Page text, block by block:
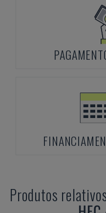
Produtos